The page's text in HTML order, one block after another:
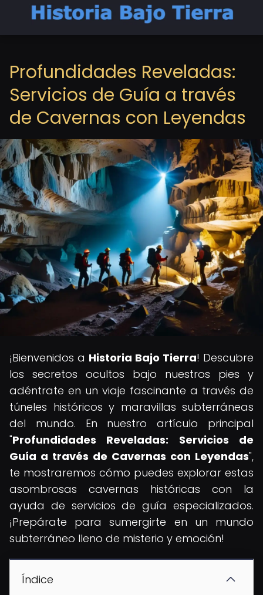
Profundidades Reveladas:
Servicios de Guía a través
de Cavernas con Leyendas
¡Bienvenidos a Historia Bajo Tierra! Descubre
los secretos ocultos bajo nuestros pies y
adéntrate en un viaje fascinante a través de
túneles históricos y maravillas subterráneas
del mundo. En nuestro artículo principal
"Profundidades Reveladas: Servicios de
Guía a través de Cavernas con Leyendas",
te mostraremos cómo puedes explorar estas
asombrosas cavernas históricas con la
ayuda de servicios de guía especializados.
¡Prepárate para sumergirte en un mundo
subterráneo lleno de misterio y emoción!
Índice